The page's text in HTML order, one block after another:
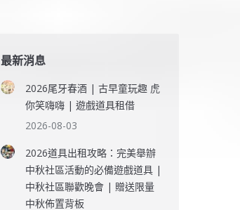
最新消息
2026尾牙春酒 | 古早童玩趣 虎
你笑嗨嗨 | 遊戲道具租借
2026-08-03
2026道具出租攻略：完美舉辦
中秋社區活動的必備遊戲道具 |
中秋社區聯歡晚會 | 贈送限量
中秋佈置背板